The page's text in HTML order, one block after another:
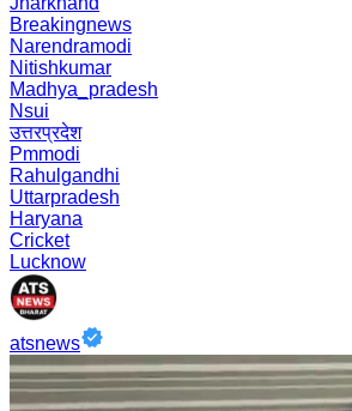
Breakingnews
Narendramodi
Nitishkumar
Madhya_pradesh
Nsui
उत्तरप्रदेश
Pmmodi
Rahulgandhi
Uttarpradesh
Haryana
Cricket
Lucknow
atsnews